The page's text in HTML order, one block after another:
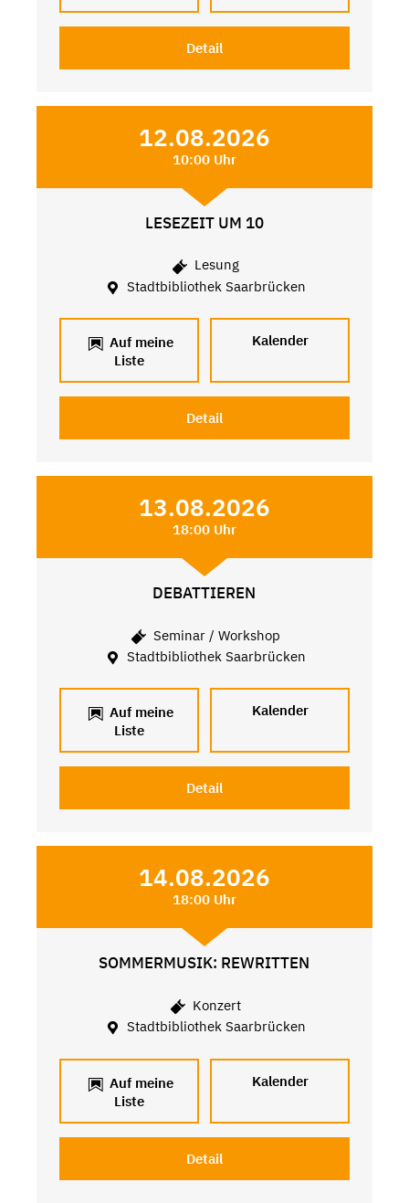
Detail
12.08.2026
10:00 Uhr
LESEZEIT UM 10
Lesung
Stadtbibliothek Saarbrücken
Auf meine
Liste
Kalender
Detail
13.08.2026
18:00 Uhr
DEBATTIEREN
Seminar / Workshop
Stadtbibliothek Saarbrücken
Auf meine
Liste
Kalender
Detail
14.08.2026
18:00 Uhr
SOMMERMUSIK: REWRITTEN
Konzert
Stadtbibliothek Saarbrücken
Auf meine
Liste
Kalender
Detail